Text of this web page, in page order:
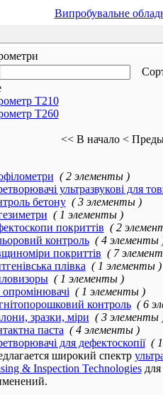
Випробувальне
Т210
T260
<< В начало <
( 2 элементы )
ультразвукові для
бетону ( 3 элементы )
( 1 элементы )
покриттів ( 2
контроль ( 4 элементы
покриттів ( 7
плівка ( 1 элементы )
( 1 элементы )
( 1 элементы )
контроль ( 6
зразки, міри ( 3 элементы
паста ( 4 элементы )
для дефектоскопії (
широкий спектр
& Inspection Technologiesдля